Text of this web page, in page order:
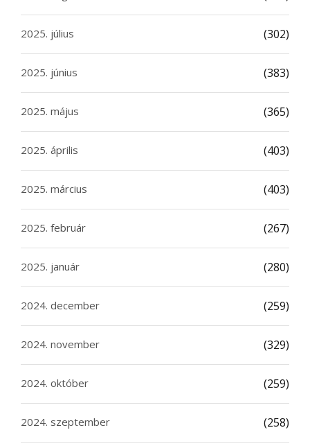
2025. július (302)
2025. június (383)
2025. május (365)
2025. április (403)
2025. március (403)
2025. február (267)
2025. január (280)
2024. december (259)
2024. november (329)
2024. október (259)
2024. szeptember (258)